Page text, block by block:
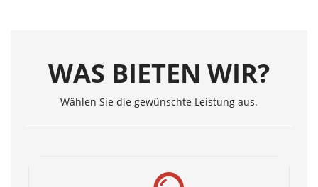
WAS BIETEN WIR?
Wählen Sie die gewünschte Leistung aus.